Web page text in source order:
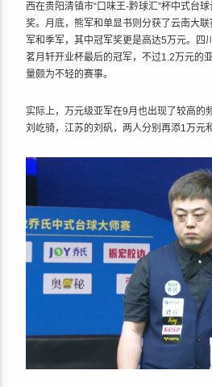
西在贵阳清镇市“口味王-黔球汇”杯中式台
奖。月底，熊军和单显书则分获了云南大
军和季军，其中冠军奖更是高达5万元。四
茗月轩开业杯最后的冠军，不过1.2万元的
量颇为不轻的赛事。
实际上，万元级亚军在9月也出现了较高的
刘屹骑，江苏的刘矾，两人分别再添1万元